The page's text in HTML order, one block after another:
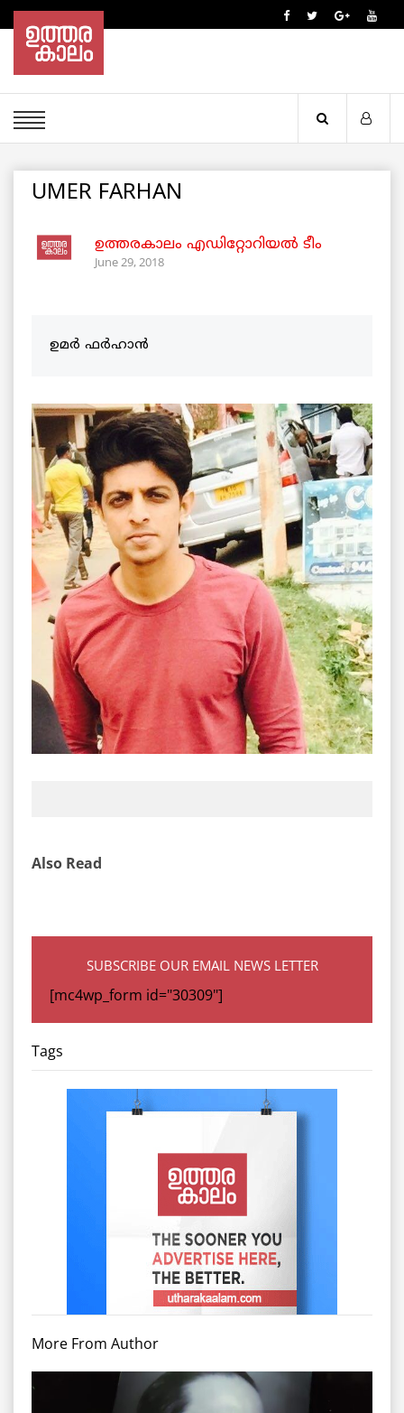
UMER FARHAN
ഉത്തരകാലം എഡിറ്റോറിയല്‍ ടീം
June 29, 2018
ഉമർ ഫർഹാൻ
Also Read
SUBSCRIBE OUR EMAIL NEWS LETTER
[mc4wp_form id="30309"]
Tags
More From Author